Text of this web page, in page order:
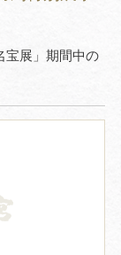
宝展」期間中の